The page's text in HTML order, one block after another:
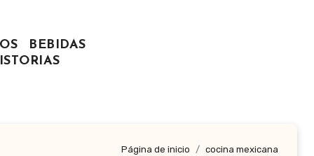
BEBIDAS
Página de inicio cocina mexicana